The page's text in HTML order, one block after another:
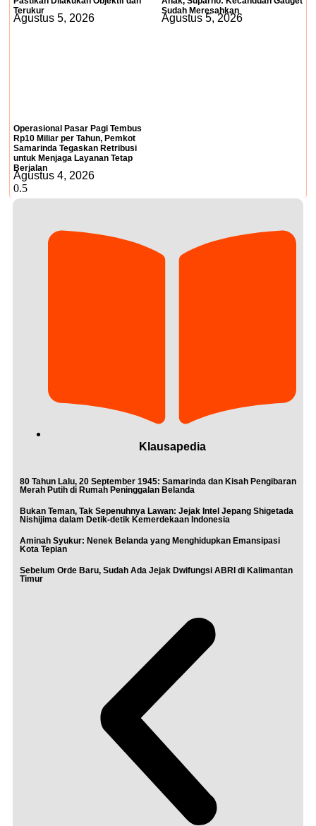
Terukur
Agustus 5, 2026
Sudah Meresahkan
Agustus 5, 2026
Operasional Pasar Pagi Tembus
Rp10 Miliar per Tahun, Pemkot
Samarinda Tegaskan Retribusi
untuk Menjaga Layanan Tetap
Berjalan
Agustus 4, 2026
Klausapedia
80 Tahun Lalu, 20 September 1945: Samarinda dan Kisah Pengibaran
Merah Putih di Rumah Peninggalan Belanda
Bukan Teman, Tak Sepenuhnya Lawan: Jejak Intel Jepang Shigetada
Nishijima dalam Detik-detik Kemerdekaan Indonesia
Aminah Syukur: Nenek Belanda yang Menghidupkan Emansipasi
Kota Tepian
Sebelum Orde Baru, Sudah Ada Jejak Dwifungsi ABRI di Kalimantan
Timur